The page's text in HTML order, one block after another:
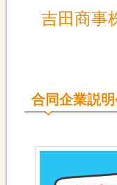
吉田商事
合同企業説